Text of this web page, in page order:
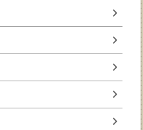
chevron_right
chevron_right
chevron_right
chevron_right
chevron_right